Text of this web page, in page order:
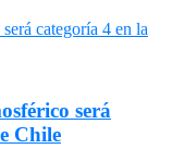
será
Chile